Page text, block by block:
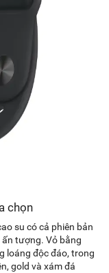
chọn
su có cả phiên bản
ấn tượng. Vỏ bằng
loáng độc đáo, trong
gold và xám đá